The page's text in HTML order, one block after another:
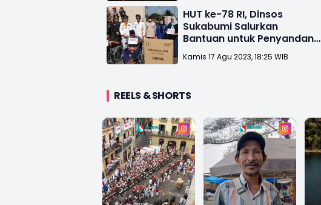
HUT ke-78 RI, Dinsos
Sukabumi Salurkan
Bantuan untuk Penyandang
Disabilitas
Kamis 17 Agu 2023, 18:25 WIB
REELS & SHORTS